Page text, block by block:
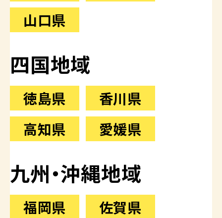
山口県
四国地域
徳島県
香川県
高知県
愛媛県
九州・沖縄地域
福岡県
佐賀県